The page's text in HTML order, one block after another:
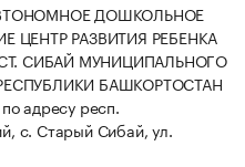
ДОШКОЛЬНОЕ
ЦЕНТР РАЗВИТИЯ РЕБЕНКА
СИБАЙ МУНИЦИПАЛЬНОГО
БАШКОРТОСТАН
адресу респ.
с. Старый Сибай, ул.